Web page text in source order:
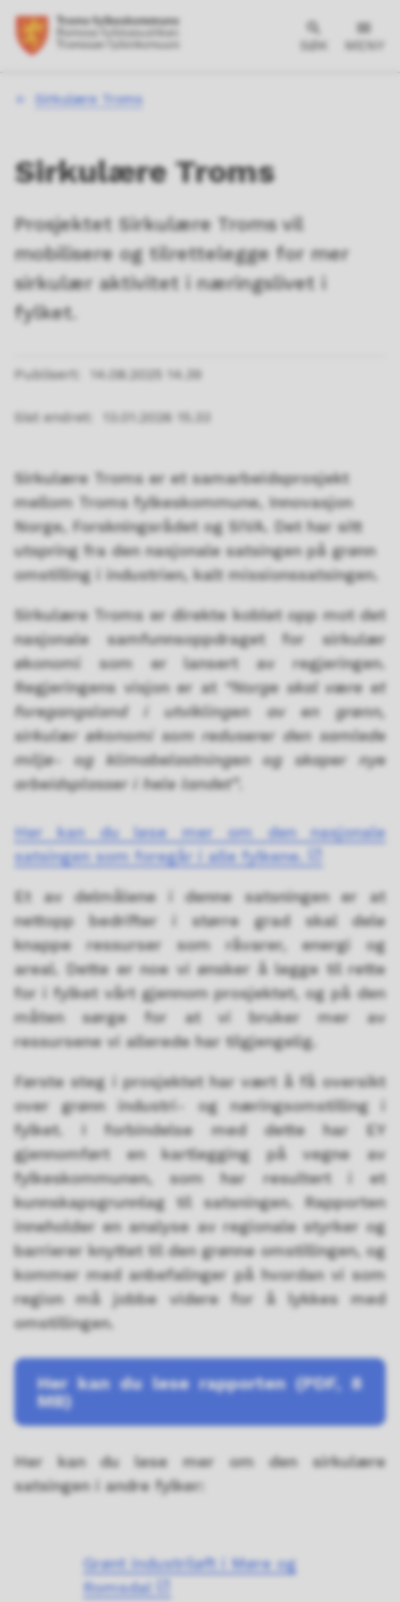
SØK MENY
Du
Sirkulære Troms
Sirkulære Troms
Prosjektet Sirkulære Troms vil
mobilisere og tilrettelegge for mer
sirkulær aktivitet i næringslivet i
fylket.
Publisert 14.08.2025 14.39
Sist endret 13.01.2026 15.33
Sirkulære Troms er et samarbeidsprosjekt
mellom Troms fylkeskommune, Innovasjon
Norge, Forskningsrådet og SIVA. Det har sitt
utspring fra den nasjonale satsingen på grønn
omstilling i industrien, kalt missionssatsingen.
Sirkulære Troms er direkte koblet opp mot det
nasjonale samfunnsoppdraget for sirkulær
økonomi som er lansert av regjeringen.
Regjeringens visjon er at “Norge skal være et
foregangsland i utviklingen av en grønn,
sirkulær økonomi som reduserer den samlede
miljø- og klimabelastningen og skaper nye
arbeidsplasser i hele landet”
Her kan du lese mer om den nasjonale
satsingen som foregår i alle fylkene.
Et av delmålene i denne satsningen er at
nettopp bedrifter i større grad skal dele
knappe ressurser som råvarer, energi og
areal. Dette er noe vi ønsker å legge til rette
for i fylket vårt gjennom prosjektet, og på den
måten sørge for at vi bruker mer av
ressursene vi allerede har tilgjengelig.
Første steg i prosjektet har vært å få oversikt
over grønn industri- og næringsomstilling i
fylket. I forbindelse med dette har EY
gjennomført en kartlegging på vegne av
fylkeskommunen, som har resultert i et
kunnskapsgrunnlag til satsningen. Rapporten
inneholder en analyse av regionale styrker og
barrierer knyttet til den grønne omstillingen, og
kommer med anbefalinger på hvordan vi som
region må jobbe videre for å lykkes med
omstillingen.
Her kan du lese rapporten(PDF, 8
MB)
Her kan du lese mer om den sirkulære
satsingen i andre fylker:
Grønt industriløft i Møre og
Romsdal